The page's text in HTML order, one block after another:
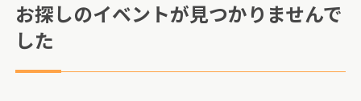
お探しのイベントが見つかりませんで
した